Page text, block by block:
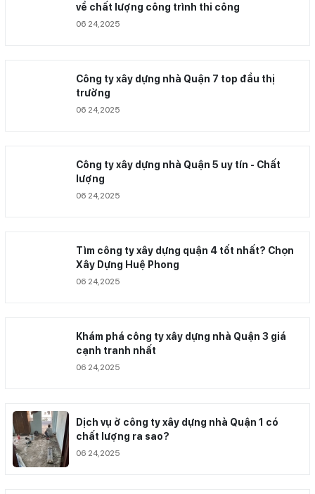
về chất lượng công trình thi công
06 24,2025
Công ty xây dựng nhà Quận 7 top đầu thị
trường
06 24,2025
Công ty xây dựng nhà Quận 5 uy tín - Chất
lượng
06 24,2025
Tìm công ty xây dựng quận 4 tốt nhất? Chọn
Xây Dựng Huệ Phong
06 24,2025
Khám phá công ty xây dựng nhà Quận 3 giá
cạnh tranh nhất
06 24,2025
Dịch vụ ở công ty xây dựng nhà Quận 1 có
chất lượng ra sao?
06 24,2025